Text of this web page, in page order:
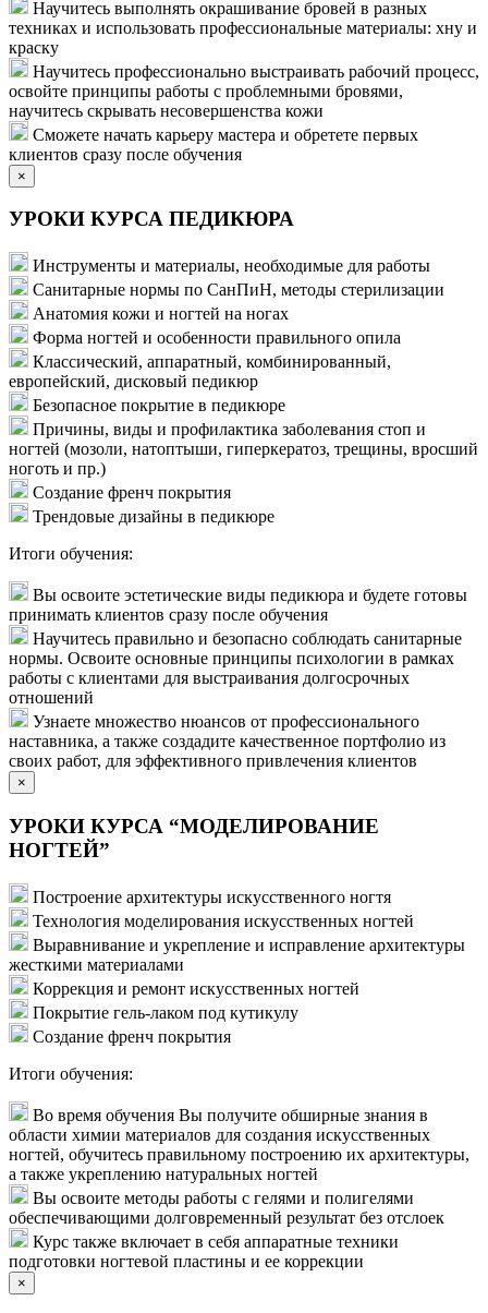
Научитесь выполнять окрашивание бровей в разных
техниках и использовать профессиональные материалы: хну и
краску
Научитесь профессионально выстраивать рабочий процесс,
освойте принципы работы с проблемными бровями,
научитесь скрывать несовершенства кожи
Сможете начать карьеру мастера и обретете первых
клиентов сразу после обучения
×
УРОКИ КУРСА ПЕДИКЮРА
Инструменты и материалы, необходимые для работы
Санитарные нормы по СанПиН, методы стерилизации
Анатомия кожи и ногтей на ногах
Форма ногтей и особенности правильного опила
Классический, аппаратный, комбинированный,
европейский, дисковый педикюр
Безопасное покрытие в педикюре
Причины, виды и профилактика заболевания стоп и
ногтей (мозоли, натоптыши, гиперкератоз, трещины, вросший
ноготь и пр.)
Создание френч покрытия
Трендовые дизайны в педикюре
Итоги обучения:
Вы освоите эстетические виды педикюра и будете готовы
принимать клиентов сразу после обучения
Научитесь правильно и безопасно соблюдать санитарные
нормы. Освоите основные принципы психологии в рамках
работы с клиентами для выстраивания долгосрочных
отношений
Узнаете множество нюансов от профессионального
наставника, а также создадите качественное портфолио из
своих работ, для эффективного привлечения клиентов
×
УРОКИ КУРСА “МОДЕЛИРОВАНИЕ
НОГТЕЙ”
Построение архитектуры искусственного ногтя
Технология моделирования искусственных ногтей
Выравнивание и укрепление и исправление архитектуры
жесткими материалами
Коррекция и ремонт искусственных ногтей
Покрытие гель-лаком под кутикулу
Создание френч покрытия
Итоги обучения:
Во время обучения Вы получите обширные знания в
области химии материалов для создания искусственных
ногтей, обучитесь правильному построению их архитектуры,
а также укреплению натуральных ногтей
Вы освоите методы работы с гелями и полигелями
обеспечивающими долговременный результат без отслоек
Курс также включает в себя аппаратные техники
подготовки ногтевой пластины и ее коррекции
×